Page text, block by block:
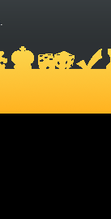
.